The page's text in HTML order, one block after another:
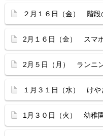
２月１６日（金） 階段
2月１６日（金） スマ
2月５日（月） ランニ
１月３１日（水） けや
1月３０日（火） 幼稚